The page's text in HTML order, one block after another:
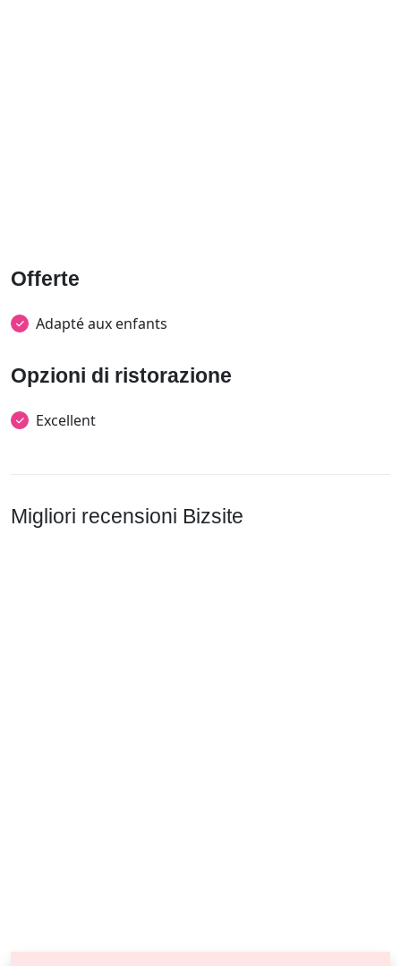
Offerte
Adapté aux enfants
Opzioni di ristorazione
Excellent
Migliori recensioni Bizsite